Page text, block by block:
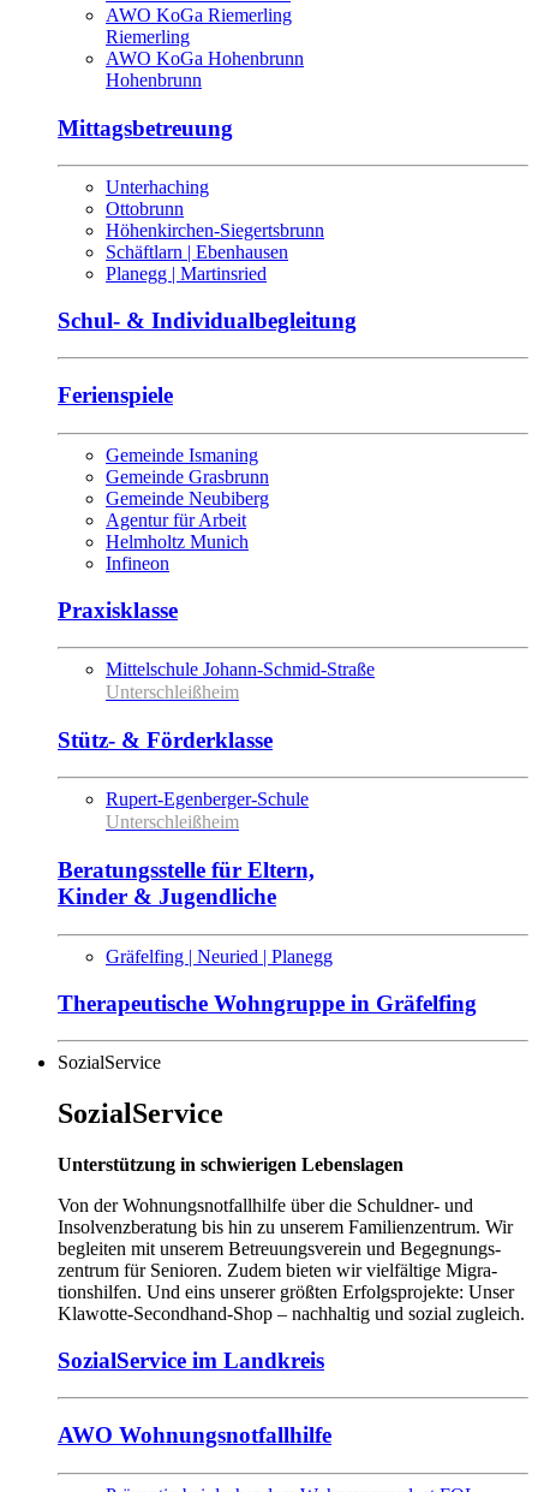
AWO KoGa Riemerling
Riemerling
AWO KoGa Hohenbrunn
Hohenbrunn
Mittagsbetreuung
Unterhaching
Ottobrunn
Höhenkirchen-Siegertsbrunn
Schäftlarn | Ebenhausen
Planegg | Martinsried
Schul- & Individualbegleitung
Ferienspiele
Gemeinde Ismaning
Gemeinde Grasbrunn
Gemeinde Neubiberg
Agentur für Arbeit
Helmholtz Munich
Infineon
Praxisklasse
Mittelschule Johann-Schmid-Straße
Unterschleißheim
Stütz- & Förderklasse
Rupert-Egenberger-Schule
Unterschleißheim
Beratungsstelle für Eltern,
Kinder & Jugendliche
Gräfelfing | Neuried | Planegg
Therapeutische Wohngruppe in Gräfelfing
SozialService
SozialService
Unterstützung in schwierigen Lebenslagen
Von der Wohnungsnotfallhilfe über die Schuldner- und
Insolvenz­be­ratung bis hin zu unserem Familien­zentrum. Wir
begleiten mit unserem Betreuungs­verein und Begegnungs­
zentrum für Senioren. Zudem bieten wir viel­fältige Migra­
tions­hilfen. Und eins unserer größten Erfolgs­projekte: Unser
Klawotte-Secondhand-Shop – nachhaltig und sozial zugleich.
SozialService im Landkreis
AWO Wohnungsnotfallhilfe